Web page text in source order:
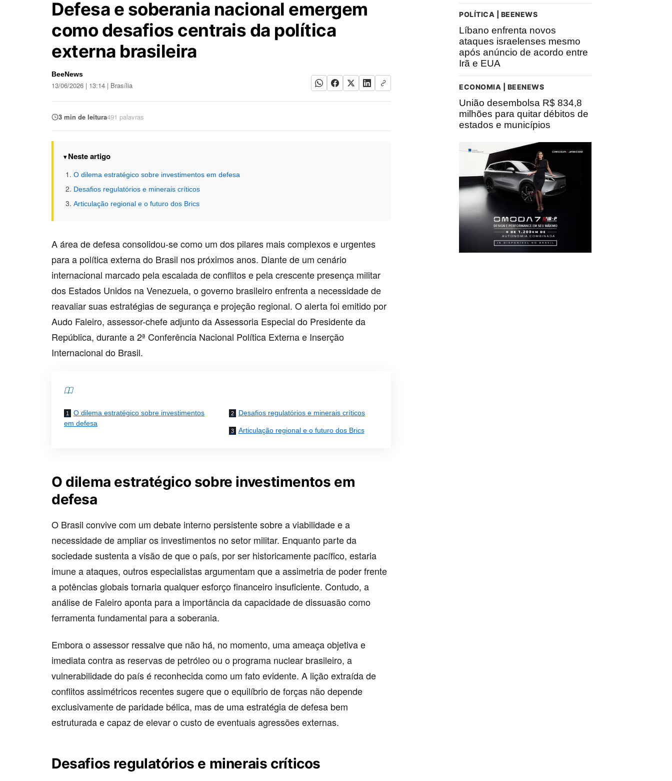
Defesa e soberania nacional emergem
como desafios centrais da política
externa brasileira
BeeNews
13/06/2026 | 13:14 | Brasília
3 min de leitura491 palavras
Neste artigo
O dilema estratégico sobre investimentos em defesa
Desafios regulatórios e minerais críticos
Articulação regional e o futuro dos Brics
A área de defesa consolidou-se como um dos pilares mais complexos e urgentes
para a política externa do Brasil nos próximos anos. Diante de um cenário
internacional marcado pela escalada de conflitos e pela crescente presença militar
dos Estados Unidos na Venezuela, o governo brasileiro enfrenta a necessidade de
reavaliar suas estratégias de segurança e projeção regional. O alerta foi emitido por
Audo Faleiro, assessor-chefe adjunto da Assessoria Especial do Presidente da
República, durante a 2ª Conferência Nacional Política Externa e Inserção
Internacional do Brasil.
O dilema estratégico sobre investimentos
em defesa
Desafios regulatórios e minerais críticos
Articulação regional e o futuro dos Brics
O dilema estratégico sobre investimentos em
defesa
O Brasil convive com um debate interno persistente sobre a viabilidade e a
necessidade de ampliar os investimentos no setor militar. Enquanto parte da
sociedade sustenta a visão de que o país, por ser historicamente pacífico, estaria
imune a ataques, outros especialistas argumentam que a assimetria de poder frente
a potências globais tornaria qualquer esforço financeiro insuficiente. Contudo, a
análise de Faleiro aponta para a importância da capacidade de dissuasão como
ferramenta fundamental para a soberania.
Embora o assessor ressalve que não há, no momento, uma ameaça objetiva e
imediata contra as reservas de petróleo ou o programa nuclear brasileiro, a
vulnerabilidade do país é reconhecida como um fato evidente. A lição extraída de
conflitos assimétricos recentes sugere que o equilíbrio de forças não depende
exclusivamente de paridade bélica, mas de uma estratégia de defesa bem
estruturada e capaz de elevar o custo de eventuais agressões externas.
Desafios regulatórios e minerais críticos
POLÍTICA | BEENEWS
Líbano enfrenta novos
ataques israelenses mesmo
após anúncio de acordo entre
Irã e EUA
ECONOMIA | BEENEWS
União desembolsa R$ 834,8
milhões para quitar débitos de
estados e municípios